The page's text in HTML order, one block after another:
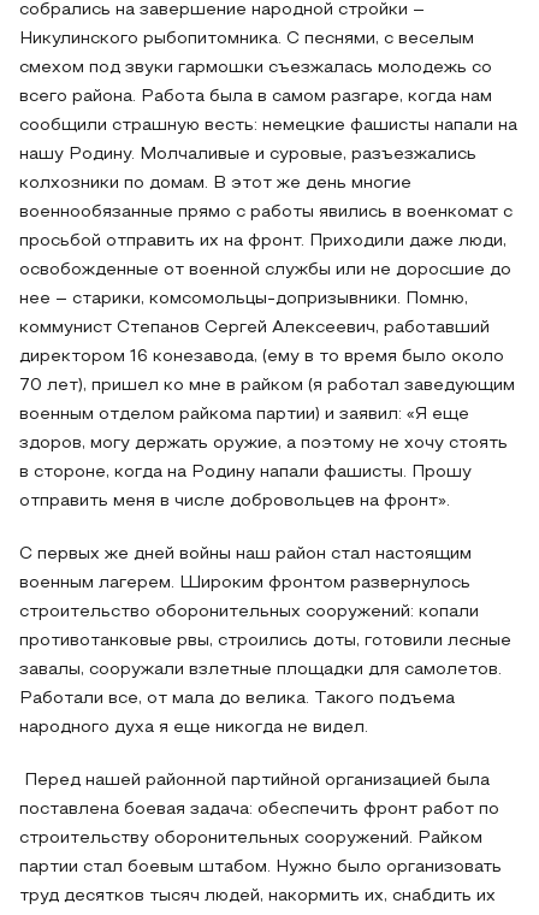
собрались на завершение народной стройки –
Никулинского рыбопитомника. С песнями, с веселым
смехом под звуки гармошки съезжалась молодежь со
всего района. Работа была в самом разгаре, когда нам
сообщили страшную весть: немецкие фашисты напали на
нашу Родину. Молчаливые и суровые, разъезжались
колхозники по домам. В этот же день многие
военнообязанные прямо с работы явились в военкомат с
просьбой отправить их на фронт. Приходили даже люди,
освобожденные от военной службы или не доросшие до
нее – старики, комсомольцы-допризывники. Помню,
коммунист Степанов Сергей Алексеевич, работавший
директором 16 конезавода, (ему в то время было около
70 лет), пришел ко мне в райком (я работал заведующим
военным отделом райкома партии) и заявил: «Я еще
здоров, могу держать оружие, а поэтому не хочу стоять
в стороне, когда на Родину напали фашисты. Прошу
отправить меня в числе добровольцев на фронт».
С первых же дней войны наш район стал настоящим
военным лагерем. Широким фронтом развернулось
строительство оборонительных сооружений: копали
противотанковые рвы, строились доты, готовили лесные
завалы, сооружали взлетные площадки для самолетов.
Работали все, от мала до велика. Такого подъема
народного духа я еще никогда не видел.
Перед нашей районной партийной организацией была
поставлена боевая задача: обеспечить фронт работ по
строительству оборонительных сооружений. Райком
партии стал боевым штабом. Нужно было организовать
труд десятков тысяч людей, накормить их, снабдить их